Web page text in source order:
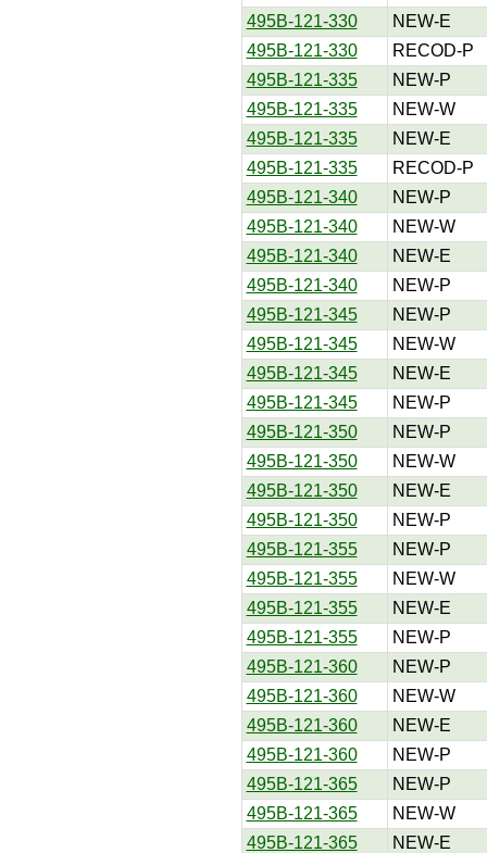
495B-121-330
NEW-E
495B-121-330
RECOD-P
495B-121-335
NEW-P
495B-121-335
NEW-W
495B-121-335
NEW-E
495B-121-335
RECOD-P
495B-121-340
NEW-P
495B-121-340
NEW-W
495B-121-340
NEW-E
495B-121-340
NEW-P
495B-121-345
NEW-P
495B-121-345
NEW-W
495B-121-345
NEW-E
495B-121-345
NEW-P
495B-121-350
NEW-P
495B-121-350
NEW-W
495B-121-350
NEW-E
495B-121-350
NEW-P
495B-121-355
NEW-P
495B-121-355
NEW-W
495B-121-355
NEW-E
495B-121-355
NEW-P
495B-121-360
NEW-P
495B-121-360
NEW-W
495B-121-360
NEW-E
495B-121-360
NEW-P
495B-121-365
NEW-P
495B-121-365
NEW-W
495B-121-365
NEW-E